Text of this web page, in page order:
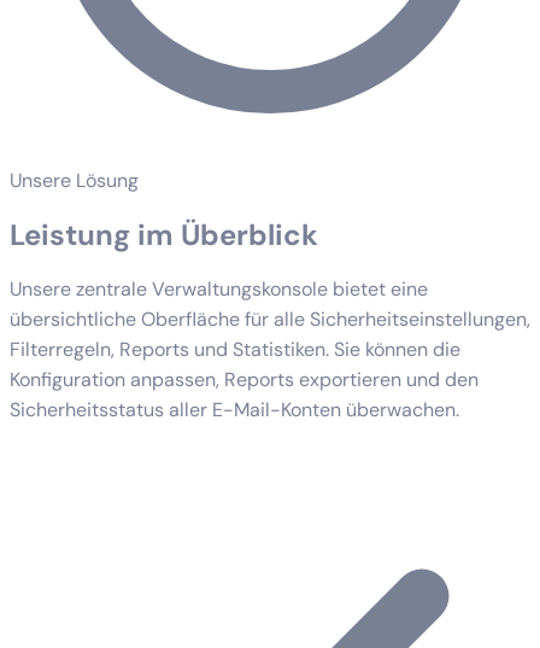
Unsere Lösung
Leistung im Überblick
Unsere zentrale Verwaltungskonsole bietet eine
übersichtliche Oberfläche für alle Sicherheitseinstellungen,
Filterregeln, Reports und Statistiken. Sie können die
Konfiguration anpassen, Reports exportieren und den
Sicherheitsstatus aller E-Mail-Konten überwachen.